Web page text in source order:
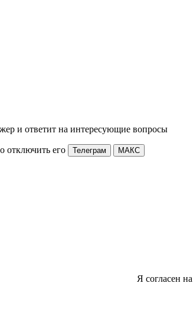
и ответит на интересующие вопросы
отключить его Телеграм МАКС
Я согласен на